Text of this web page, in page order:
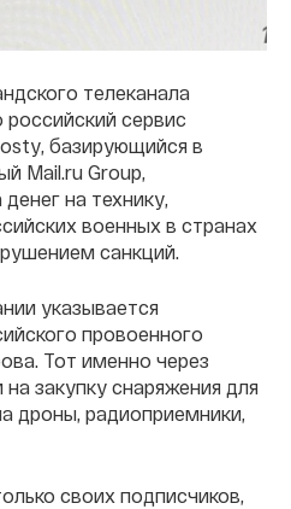
телеканала
российский сервис
базирующийся в
Mail.ru Group,
на технику,
военных в странах
санкций.
указывается
провоенного
Тот именно через
закупку снаряжения для
дроны, радиоприемники,
своих подписчиков,